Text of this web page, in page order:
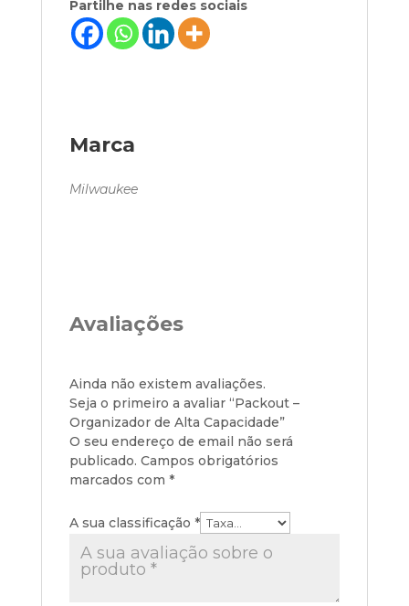
Partilhe nas redes sociais
Marca
Milwaukee
Avaliações
Ainda não existem avaliações.
Seja o primeiro a avaliar “Packout –
Organizador de Alta Capacidade”
O seu endereço de email não será
publicado. Campos obrigatórios
marcados com *
A sua classificação *